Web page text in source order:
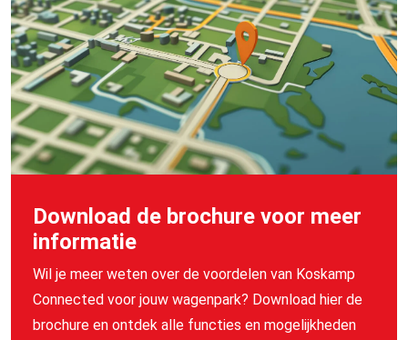
Download de brochure voor meer
informatie
Wil je meer weten over de voordelen van Koskamp
Connected voor jouw wagenpark? Download hier de
brochure en ontdek alle functies en mogelijkheden